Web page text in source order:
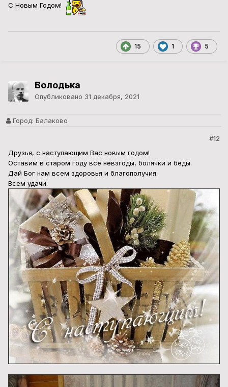
С Новым Годом!
15 1 5
Володька
Опубликовано 31 декабря, 2021
Город: Балаково
#12
Друзья, с наступающим Вас новым годом!
Оставим в старом году все невзгоды, болячки и беды.
Дай Бог нам всем здоровья и благополучия.
Всем удачи.